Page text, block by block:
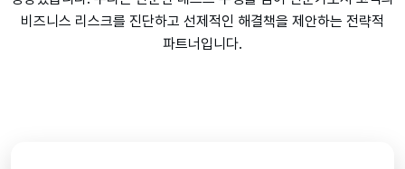
비즈니스 리스크를 진단하고 선제적인 해결책을 제안하는 전략적
파트너입니다.